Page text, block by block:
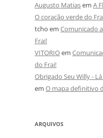
Augusto Matiasem A
O coração verde do
tcho em Comunicado
Frai!
VITORIOem
do Frai!
Obrigado Seu Willy -
em O mapa definitivo
ARQUIVOS